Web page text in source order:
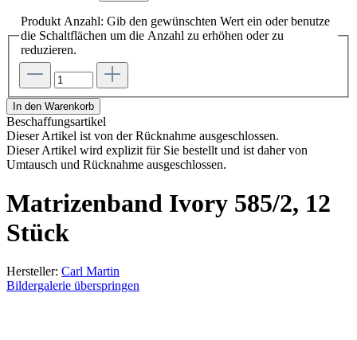
Produkt Anzahl: Gib den gewünschten Wert ein oder benutze
die Schaltflächen um die Anzahl zu erhöhen oder zu
reduzieren.
In den Warenkorb
Beschaffungsartikel
Dieser Artikel ist von der Rücknahme ausgeschlossen.
Dieser Artikel wird explizit für Sie bestellt und ist daher von
Umtausch und Rücknahme ausgeschlossen.
Matrizenband Ivory 585/2, 12
Stück
Hersteller: Carl Martin
Bildergalerie überspringen